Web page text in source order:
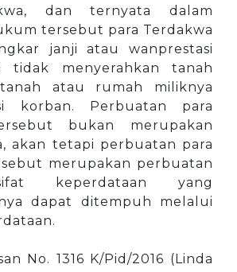
dan ternyata dalam
tersebut para Terdakwa
janji atau wanprestasi
tidak menyerahkan tanah
atau rumah miliknya
korban. Perbuatan para
bukan merupakan
akan tetapi perbuatan para
merupakan perbuatan
keperdataan yang
dapat ditempuh melalui
No. 1316 K/Pid/2016 (Linda